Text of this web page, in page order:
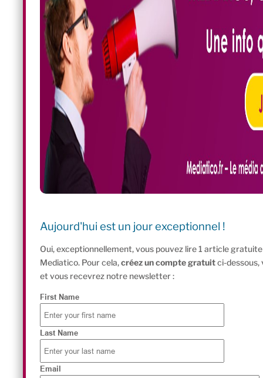
Aujourd'hui est un jour exceptionnel !
Oui, exceptionnellement, vous pouvez lire 1 article
Mediatico. Pour cela,créez un compte gratuitci-dessous,
et vous recevrez notre newsletter :
First Name
Last Name
Email